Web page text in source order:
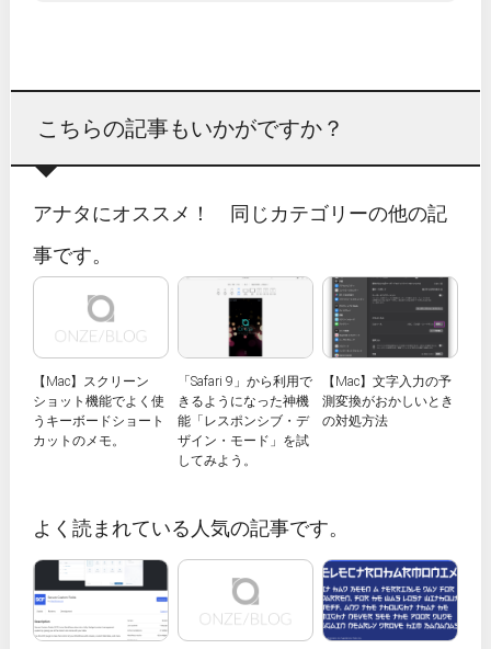
こちらの記事もいかがですか？
アナタにオススメ！ 同じカテゴリーの他の記
事です。
【Mac】スクリーン
ショット機能でよく使
うキーボードショート
カットのメモ。
「Safari 9」から利用で
きるようになった神機
能「レスポンシブ・デ
ザイン・モード」を試
してみよう。
【Mac】文字入力の予
測変換がおかしいとき
の対処方法
よく読まれている人気の記事です。